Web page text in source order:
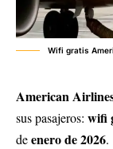
Wifi gratis
American
sus pasajeros: wifi
deenero de 2026.